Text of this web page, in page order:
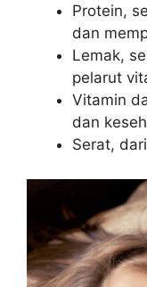
Protein,
dan
Lemak,
pelarut
Vitamin
dan
Serat,